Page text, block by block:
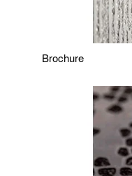
Brochure